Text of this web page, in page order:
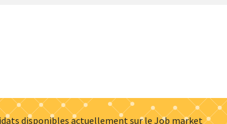
disponibles actuellement sur le Job market